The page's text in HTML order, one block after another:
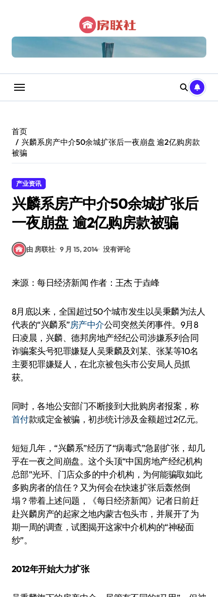
首页
兴麟系房产中介50余城扩张后一夜崩盘 逾2亿购房款
被骗
产业资讯
兴麟系房产中介50余城扩张后
一夜崩盘 逾2亿购房款被骗
由 房联社 9 月 15, 2014 没有评论
来源：每日经济新闻作者：王杰 于垚峰
8月底以来，全国超过50个城市发生以吴秉麟为法人
代表的“兴麟系”房产中介公司突然关闭事件。9月8
日凌晨，兴麟、德邦房地产经纪公司涉嫌系列合同
诈骗案头号犯罪嫌疑人吴秉麟及刘某、张某等10名
主要犯罪嫌疑人，在北京被包头市公安局人员抓
获。
同时，各地公安部门不断接到大批购房者报案，称
首付款或定金被骗，初步统计涉及金额超过2亿元。
短短几年，“兴麟系”经历了“病毒式”急剧扩张，却几
乎在一夜之间崩盘。这个头顶“中国房地产经纪机构
总部”光环、门店众多的中介机构，为何能骗取如此
多购房者的信任？又为何会在快速扩张后轰然倒
塌？带着上述问题，《每日经济新闻》记者日前赶
赴兴麟房产的起家之地内蒙古包头市，并展开了为
期一周的调查，试图揭开这家中介机构的“神秘面
纱”。
2012年开始大力扩张